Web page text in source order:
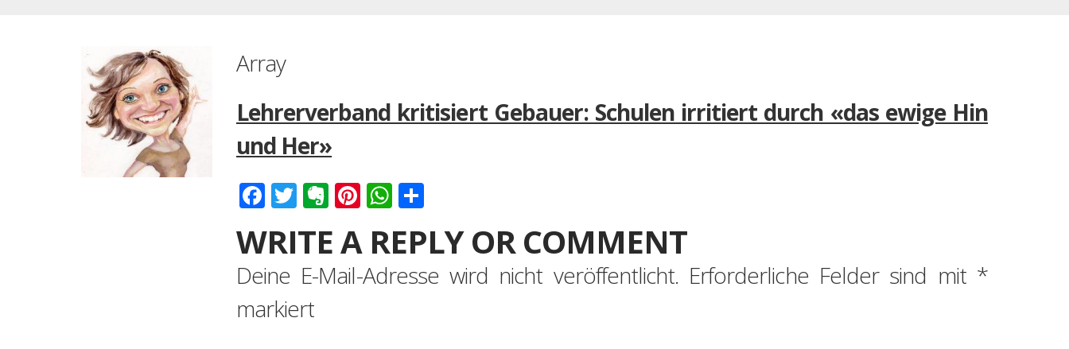
Array
Lehrerverband kritisiert Gebauer: Schulen irritiert durch «das ewige Hin
und Her»
Facebook
Twitter
Evernote
Pinterest
WhatsApp
WRITE A REPLY OR COMMENT
Deine E-Mail-Adresse wird nicht veröffentlicht. Erforderliche Felder sind mit *
markiert